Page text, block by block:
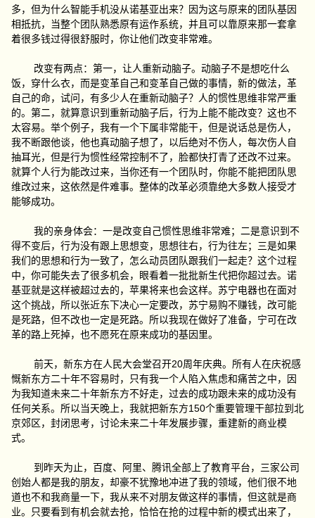
多，但为什么智能手机没从诺基亚出来？因为这与原来的团队基因
相抵抗，当整个团队熟悉原有运作系统，并且可以靠原来那一套拿
着很多钱过得很舒服时，你让他们改变非常难。
改变有两点：第一，让人重新动脑子。动脑子不是想吃什么
饭，穿什么衣，而是变革自己和变革自己做的事情，新的做法，革
自己的命，试问，有多少人在重新动脑子？人的惯性思维非常严重
的。第二，就算意识到重新动脑子后，行为上能不能改变？这也不
太容易。举个例子，我有一个下属非常能干，但是说话总是伤人，
我不断跟他谈，他也真动脑子想了，以后绝对不伤人，每次伤人自
抽耳光，但是行为惯性经常控制不了，脸都快打青了还改不过来。
就算个人行为能改过来，当你还有一个团队时，你能不能把团队思
维改过来，这依然是件难事。整体的改革必须靠绝大多数人接受才
能够成功。
我的亲身体会：一是改变自己惯性思维非常难；二是意识到不
得不变后，行为没有跟上思想变，思想往右，行为往左；三是如果
我们的思想和行为一致了，怎么动员团队跟我们一起走？这个过程
中，你可能失去了很多机会，眼看着一批批新生代把你超过去。诺
基亚就是这样被超过去的，苹果将来也会这样。苏宁电器也在面对
这个挑战，所以张近东下决心一定要改，苏宁易购不赚钱，改可能
是死路，但不改也一定是死路。所以我现在做好了准备，宁可在改
革的路上死掉，也不愿死在原来成功的基因里。
前天，新东方在人民大会堂召开20周年庆典。所有人在庆祝感
慨新东方二十年不容易时，只有我一个人陷入焦虑和痛苦之中，因
为我知道未来二十年新东方不好走，过去的成功跟未来的成功没有
任何关系。所以当天晚上，我就把新东方150个重要管理干部拉到北
京郊区，封闭思考，讨论未来二十年发展步骤，重建新的商业模
式。
到昨天为止，百度、阿里、腾讯全部上了教育平台，三家公司
创始人都是我的朋友，却豪不犹豫地冲进了我的领域，他们很不地
道也不和我商量一下，我从来不对朋友做这样的事情，但这就是商
业。只要看到有机会就去抢，恰恰在抢的过程中新的模式出来了，